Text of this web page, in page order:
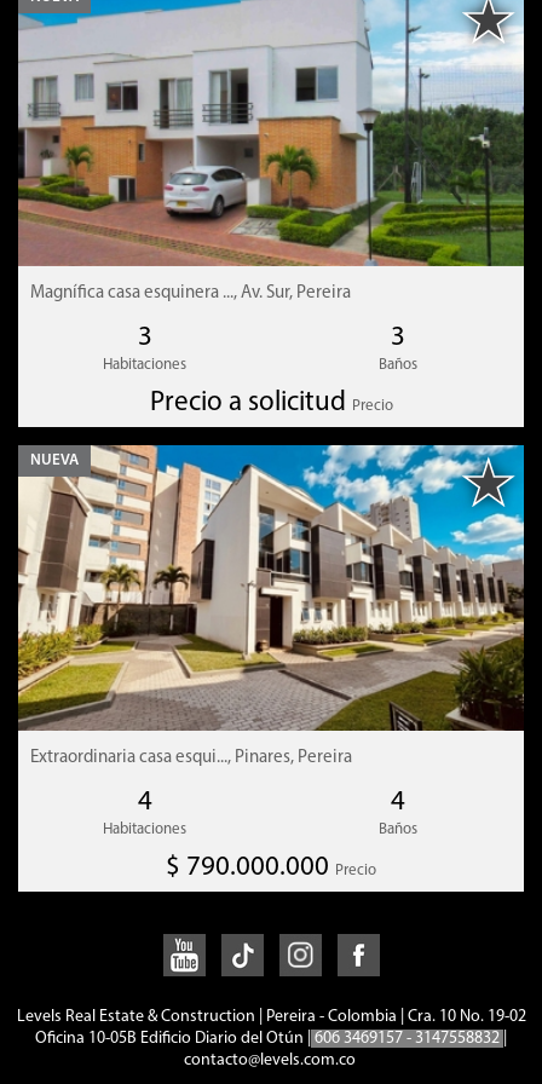
Destacado
Sistemas de cámaras de vigilancia y vigilancia las 24 horas.
Cuenta con una zona social con piscina, kiosco, mesa
de Ping pong, juegos infantiles, salón social, senderos
peatonales, jardines, red de gas, TV cable, y parqueaderos para
visitantes.
La vivienda tiene la siguiente distribución:
Parqueadero para dos vehículos
Patio empedrado
Alcoba del servicio con baño
Zona de ropas
El primer nivel
Sala
Comedor
Sala de estar
Hall de alcobas
Magnífica casa esquinera ..., Av. Sur, Pereira
3
Habitaciones
3
Baños
Precio a solicitud Precio
NUEVA
Extraordinaria casa esqui..., Pinares, Pereira
4
Habitaciones
4
Baños
$ 790.000.000 Precio
Levels Real Estate & Construction | Pereira - Colombia | Cra. 10 No. 19-02
Oficina 10-05B Edificio Diario del Otún |
606 3469157 - 3147558832
contacto@levels.com.co